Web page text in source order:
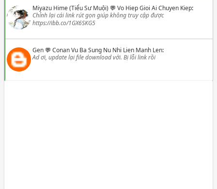
Miyazu Hime (Tiểu Sư Muội) 💬 Vo Hiep Gioi Ai Chuyen Kiep:
Chỉnh lại cái link rút gọn giúp không truy cập được
https://ibb.co/1GX6SKG5
Gen💬 Conan Vu Ba Sung Nu Nhi Lien Manh Len:
Ad ơi, update lại file download với. Bị lỗi link rồi